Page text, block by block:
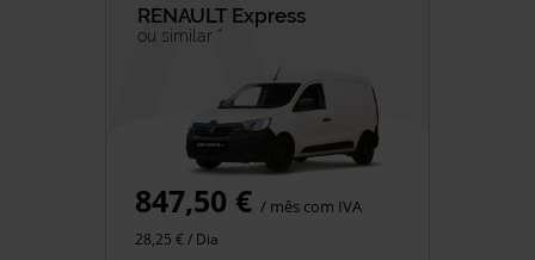
RENAULT Express
ou similar *
847,50 € / mês com IVA
28,25 € / Dia